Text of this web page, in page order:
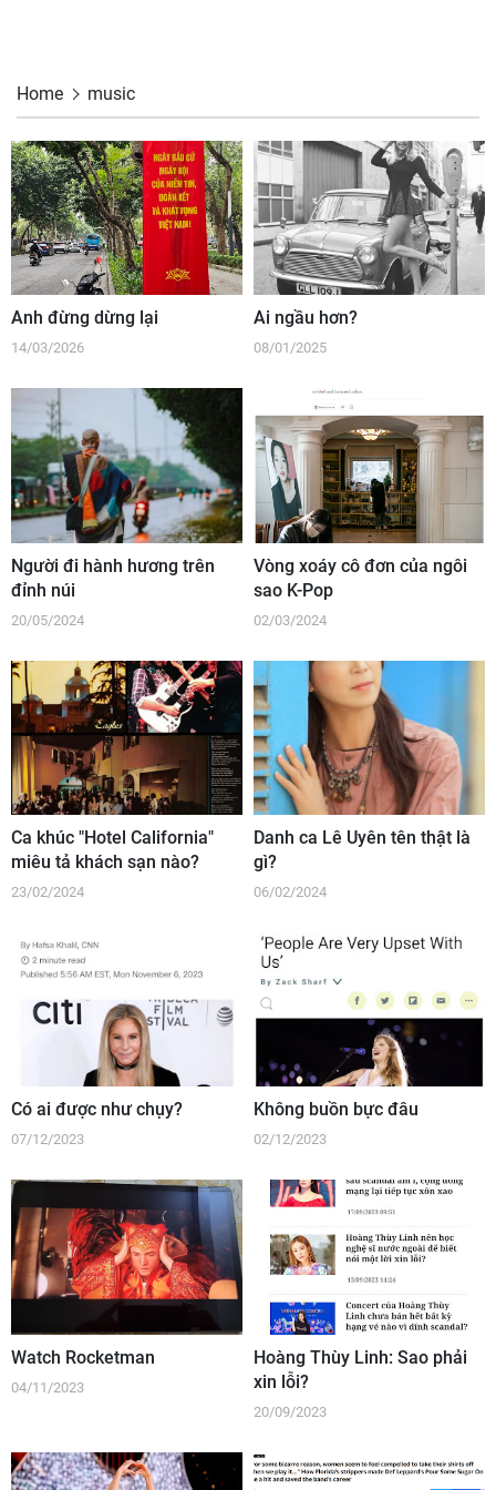
Home music
Anh đừng dừng lại
14/03/2026
Ai ngầu hơn?
08/01/2025
Người đi hành hương trên
đỉnh núi
20/05/2024
Vòng xoáy cô đơn của ngôi
sao K-Pop
02/03/2024
Ca khúc "Hotel California"
miêu tả khách sạn nào?
23/02/2024
Danh ca Lê Uyên tên thật là
gì?
06/02/2024
Có ai được như chụy?
07/12/2023
Không buồn bực đâu
02/12/2023
Watch Rocketman
04/11/2023
Hoàng Thùy Linh: Sao phải
xin lỗi?
20/09/2023